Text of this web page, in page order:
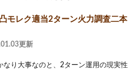
モレク適当2ターン火力調査二本
更新
なり大事なのと、2ターン運用の現実性